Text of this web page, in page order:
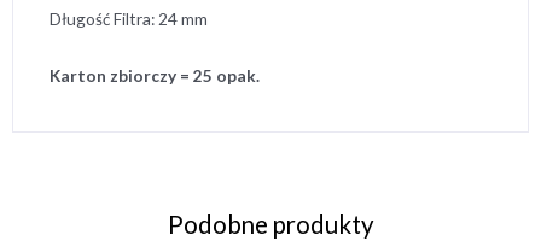
Długość Filtra: 24 mm
Karton zbiorczy = 25 opak.
Podobne produkty